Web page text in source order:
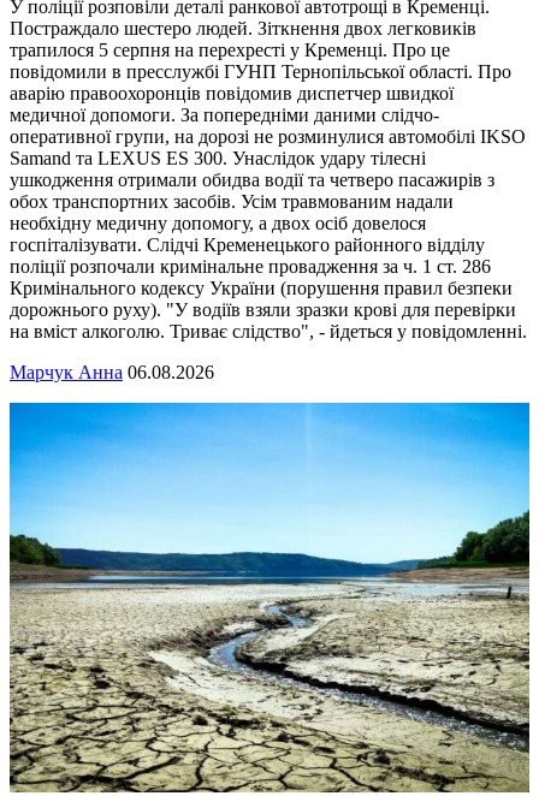
У поліції розповіли деталі ранкової автотрощі в Кременці.
Постраждало шестеро людей. Зіткнення двох легковиків
трапилося 5 серпня на перехресті у Кременці. Про це
повідомили в пресслужбі ГУНП Тернопільської області. Про
аварію правоохоронців повідомив диспетчер швидкої
медичної допомоги. За попередніми даними слідчо-
оперативної групи, на дорозі не розминулися автомобілі IKSO
Samand та LEXUS ES 300. Унаслідок удару тілесні
ушкодження отримали обидва водії та четверо пасажирів з
обох транспортних засобів. Усім травмованим надали
необхідну медичну допомогу, а двох осіб довелося
госпіталізувати. Слідчі Кременецького районного відділу
поліції розпочали кримінальне провадження за ч. 1 ст. 286
Кримінального кодексу України (порушення правил безпеки
дорожнього руху). "У водіїв взяли зразки крові для перевірки
на вміст алкоголю. Триває слідство", - йдеться у повідомленні.
Марчук Анна 06.08.2026